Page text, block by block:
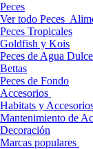
Peces
Ver todo Peces
Peces Tropicales
Goldfish y Kois
Peces de Agua Dulce
Bettas
Peces de Fondo
Accesorios
Habitats y
Mantenimiento de
Decoración
Marcas populares